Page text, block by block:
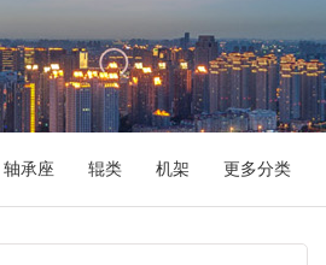
轴承座 辊类 机架 更多分类